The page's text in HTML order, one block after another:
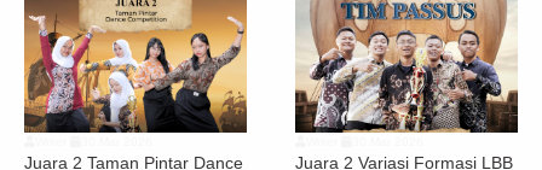
Juara 2 Taman Pintar Dance
Juara 2 Variasi Formasi LBB